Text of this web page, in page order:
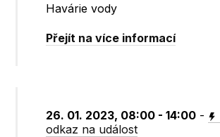
Havárie vody
Přejít na více informací
26. 01. 2023, 08:00 - 14:00 -
odkaz na událost